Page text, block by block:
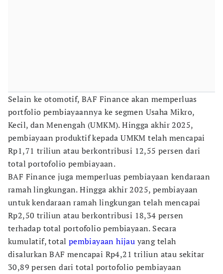
Selain ke otomotif, BAF Finance akan memperluas
portfolio pembiayaannya ke segmen Usaha Mikro,
Kecil, dan Menengah (UMKM). Hingga akhir 2025,
pembiayaan produktif kepada UMKM telah mencapai
Rp1,71 triliun atau berkontribusi 12,55 persen dari
total portofolio pembiayaan.
BAF Finance juga memperluas pembiayaan kendaraan
ramah lingkungan. Hingga akhir 2025, pembiayaan
untuk kendaraan ramah lingkungan telah mencapai
Rp2,50 triliun atau berkontribusi 18,34 persen
terhadap total portofolio pembiayaan. Secara
kumulatif, total pembiayaan hijau yang telah
disalurkan BAF mencapai Rp4,21 triliun atau sekitar
30,89 persen dari total portofolio pembiayaan